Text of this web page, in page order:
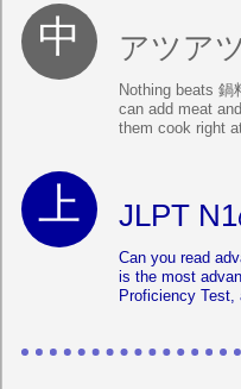
アツア
Nothing beats 鍋
can add meat
them cook right
JLPT
Can you read
is the most
Proficiency Test,